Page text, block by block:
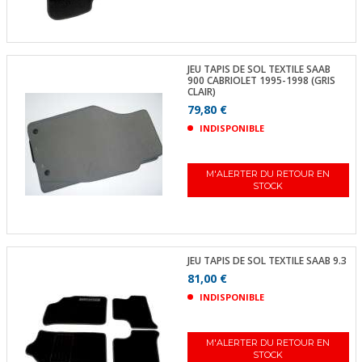
JEU TAPIS DE SOL TEXTILE SAAB
900 CABRIOLET 1995-1998 (GRIS
CLAIR)
79,80 €
INDISPONIBLE
M'ALERTER DU RETOUR EN
STOCK
JEU TAPIS DE SOL TEXTILE SAAB 9.3
81,00 €
INDISPONIBLE
M'ALERTER DU RETOUR EN
STOCK